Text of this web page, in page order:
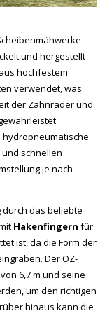
und hergestellt
hochfestem
verwendet, was
der Zahnräder und
schnellen
je nach
das beliebte
Hakenfingern für
ist, da die Form der
Der OZ-
6,7 m und seine
um den richtigen
hinaus kann die